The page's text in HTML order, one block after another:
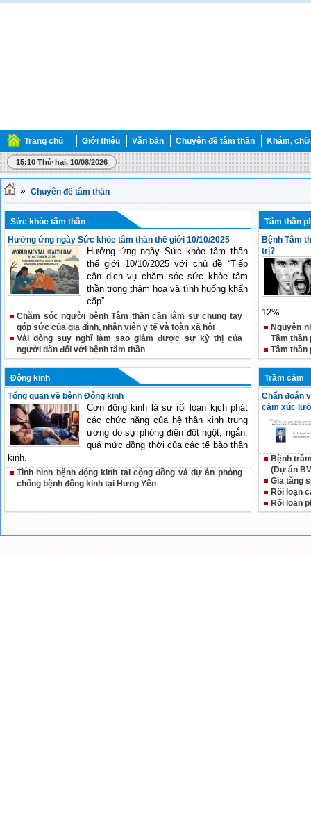
Trang chủ Giới thiệu Văn bản Chuyên đề tâm thần Khám,
15:10 Thứ hai, 10/08/2026
» Chuyên đề tâm thần
Sức khỏe tâm thần
Hưởng ứng ngày Sức khỏe tâm thần thế giới 10/10/2025
Hưởng ứng ngày Sức khỏe tâm thần
thế giới 10/10/2025 với chủ đề “Tiếp
cận dịch vụ chăm sóc sức khỏe tâm
thần trong thảm họa và tình huống khẩn
cấp”
Chăm sóc người bệnh Tâm thần cần lắm sự chung tay
góp sức của gia đình, nhân viên y tế và toàn xã hội
Vài dòng suy nghĩ làm sao giảm được sự kỳ thị của
người dân đối với bệnh tâm thần
Tâm thần
Bệnh Tâm
trị?
12%.
Nguyên
Tâm thần
Tâm thần
Động kinh
Tổng quan về bệnh Động kinh
Cơn động kinh là sự rối loạn kịch phát
các chức năng của hệ thần kinh trung
ương do sự phóng điện đột ngột, ngắn,
quá mức đồng thời của các tế bào thần
kinh.
Tình hình bệnh động kinh tại cộng đồng và dự án phòng
chống bệnh động kinh tại Hưng Yên
Trầm cảm
Chẩn đoán
cảm xúc
Bệnh
(Dự án
Gia tăng
Rối loạn
Rối loạn